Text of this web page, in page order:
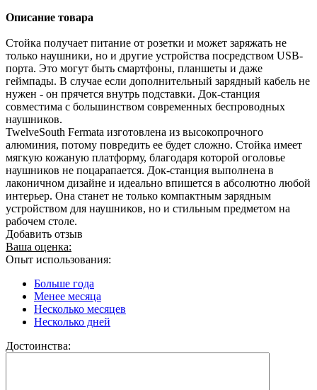
Описание товара
Стойка получает питание от розетки и может заряжать не
только наушники, но и другие устройства посредством USB-
порта. Это могут быть смартфоны, планшеты и даже
геймпады. В случае если дополнительный зарядный кабель не
нужен - он прячется внутрь подставки. Док-станция
совместима с большинством современных беспроводных
наушников.
TwelveSouth Fermata изготовлена из высокопрочного
алюминия, потому повредить ее будет сложно. Стойка имеет
мягкую кожаную платформу, благодаря которой оголовье
наушников не поцарапается. Док-станция выполнена в
лаконичном дизайне и идеально впишется в абсолютно любой
интерьер. Она станет не только компактным зарядным
устройством для наушников, но и стильным предметом на
рабочем столе.
Добавить отзыв
Ваша оценка:
Опыт использования:
Больше года
Менее месяца
Несколько месяцев
Несколько дней
Достоинства: